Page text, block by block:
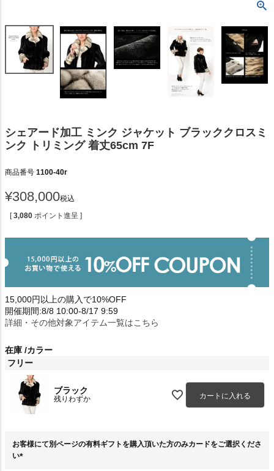
シェアード加工 ミンク ジャケット ブラッククロスミ
ンク トリミング 着丈65cm 7F
商品番号 1100-40r
¥308,000税込
[ 3,080 ポイント進呈 ]
15,000円以上の購入で10%OFF
開催期間:8/8 10:00-8/17 9:59
詳細・その他対象アイテム一覧はこちら
在庫 カラー
フリー
ブラック
残りわずか カートに入れる
お客様にて別ページの有料ギフトを購入頂いた方のみカードをご選択くださ
い